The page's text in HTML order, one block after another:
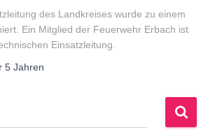
des Landkreises wurde zu einem
Ein Mitglied der Feuerwehr Erbach ist
Einsatzleitung.
5 Jahren